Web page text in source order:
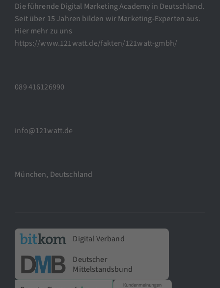
Die führende Digital Marketing Academy in Deutschland.
Seit über 15 Jahren bilden wir Marketing-Experten aus.
Hier mehr zu uns
https://www.121watt.de/fakten/121watt-gmbh/
089 416126990
info@121watt.de
München, Deutschland
Digital Verband
Deutscher
Mittelstandsbund